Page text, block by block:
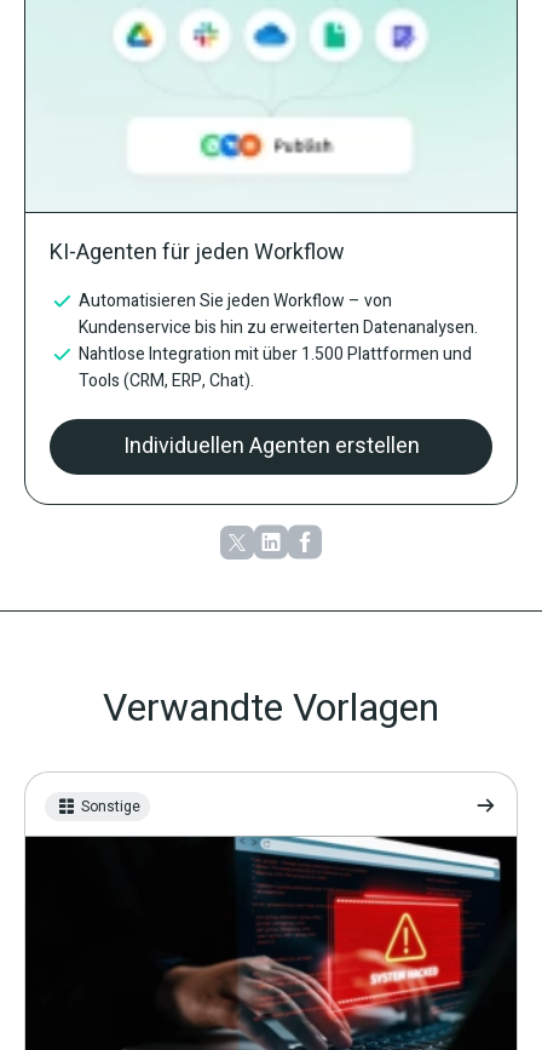
KI-Agenten für jeden Workflow
Automatisieren Sie jeden Workflow – von
Kundenservice bis hin zu erweiterten Datenanalysen.
Nahtlose Integration mit über 1.500 Plattformen und
Tools (CRM, ERP, Chat).
Individuellen Agenten erstellen
Verwandte Vorlagen
Sonstige